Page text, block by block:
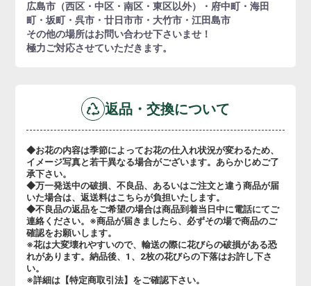
広島市（西区・中区・南区・東区以外）・府中町・海田
町・坂町・呉市・廿日市市・大竹市・江田島市
その他の場所はお問い合わせ下さいませ！
極力ご対応させていただきます。
返品・交換について
◆お花の内容は季節によってお花の仕入れ状況が変わるため、
イメージ写真と若干異なる場合がございます。あらかじめご了
承下さい。
◆万一発送中の破損、不良品、あるいはご注文と違う商品が届
いた場合は、返送料はこちらが負担いたします。
◆不良品の返品をご希望の場合は商品到着当日中に電話にてご
連絡ください。※商品が届きましたら、必ずその場で商品のご
確認をお願いします。
※花は大変壊れやすいので、輸送の際に花びらの破損がある恐
れがあります。納品後、1、2枚の花びらの下落はお許し下さ
い。
※詳細は【特定商取引法】をご確認下さい。